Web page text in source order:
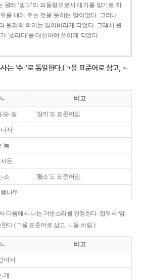
원래 ‘빌다’의 피동형으로서 대가를 받기로 하
를 내어 주는 것을 뜻하는 말이었다. 그러나
원래의 의미는 잃어버리게 되었다. 그래서 원
‘빌리다’를 대신하여 쓰이게 되었다.
는 '수-'로 통일한다.(ㄱ을 표준어로 삼고, ㄴ
ㄴ 비고
/숫-꿩 '장끼'도 표준어임.
사
-놈
돈
-소 '황소'도 표준어임.
나무
다음에서 나는 거센소리를 인정한다. 접두사 '암-
다.(ㄱ을 표준어로 삼고, ㄴ을 버림.)
ㄴ 비고
아지
-개